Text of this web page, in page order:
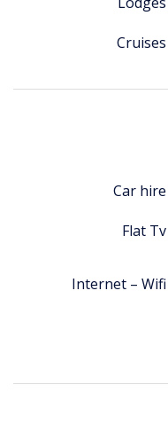
Cruises
Car hire
Flat Tv
Internet – Wifi